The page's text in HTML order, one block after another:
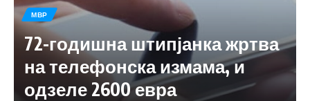
МВР
72-годишна штипјанка жртва
на телефонска измама, и
одзеле 2600 евра